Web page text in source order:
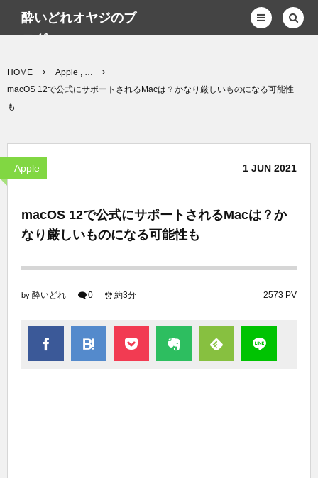
酔いどれオヤジのブ
ログwp
HOME
Apple , …
macOS 12で公式にサポートされるMacは？かなり厳しいものになる可能性
も
Apple 1 JUN 2021
macOS 12で公式にサポートされるMacは？か
なり厳しいものになる可能性も
by 酔いどれ 0 2573 PV
約3分